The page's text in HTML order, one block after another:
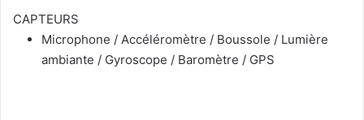
CAPTEURS
Microphone / Accéléromètre / Boussole / Lumière
ambiante / Gyroscope / Baromètre / GPS